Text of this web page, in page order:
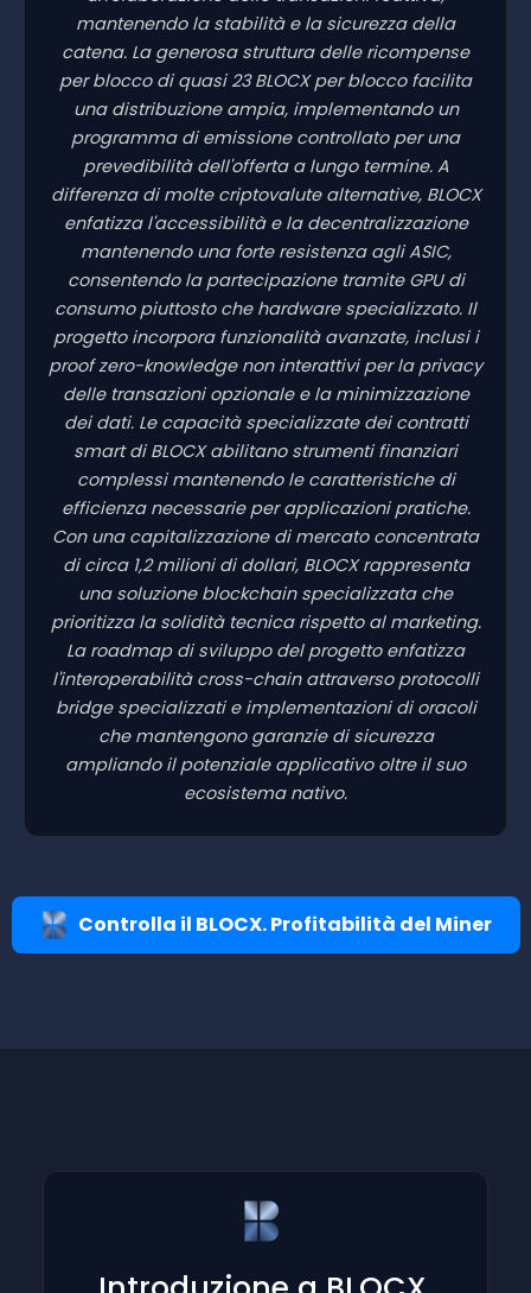
mantenendo la stabilità e la sicurezza della
catena. La generosa struttura delle ricompense
per blocco di quasi 23 BLOCX per blocco facilita
una distribuzione ampia, implementando un
programma di emissione controllato per una
prevedibilità dell'offerta a lungo termine. A
differenza di molte criptovalute alternative, BLOCX
enfatizza l'accessibilità e la decentralizzazione
mantenendo una forte resistenza agli ASIC,
consentendo la partecipazione tramite GPU di
consumo piuttosto che hardware specializzato. Il
progetto incorpora funzionalità avanzate, inclusi i
proof zero-knowledge non interattivi per la privacy
delle transazioni opzionale e la minimizzazione
dei dati. Le capacità specializzate dei contratti
smart di BLOCX abilitano strumenti finanziari
complessi mantenendo le caratteristiche di
efficienza necessarie per applicazioni pratiche.
Con una capitalizzazione di mercato concentrata
di circa 1,2 milioni di dollari, BLOCX rappresenta
una soluzione blockchain specializzata che
prioritizza la solidità tecnica rispetto al marketing.
La roadmap di sviluppo del progetto enfatizza
l'interoperabilità cross-chain attraverso protocolli
bridge specializzati e implementazioni di oracoli
che mantengono garanzie di sicurezza
ampliando il potenziale applicativo oltre il suo
ecosistema nativo.
Controlla il BLOCX. Profitabilità del Miner